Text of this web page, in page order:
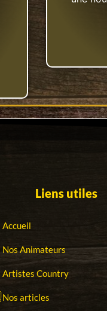
Liens utiles
Accueil
Nos Animateurs
Artistes Country
Nos articles